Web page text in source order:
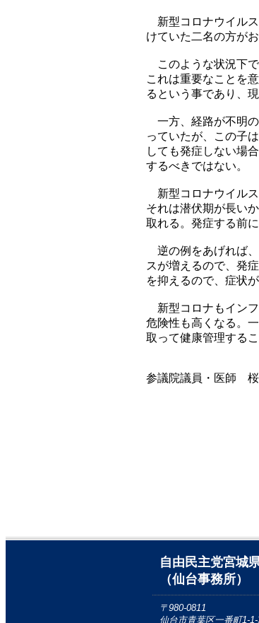
新型コロナウイルス
けていた二名の方が
このような状況下で
これは重要なことを
るという事であり、
一方、経路が不明
っていたが、この子
しても発症しない場
するべきではない。
新型コロナウイルス
それは潜伏期が長い
取れる。発症する前
逆の例をあげれば
スが増えるので、発
を抑えるので、症状が
新型コロナもインフ
危険性も高くなる。
取って健康管理する
参議院議員・医師
自由民主党宮城
（仙台事務所）
〒980-0811
仙台市青葉区一番町1-1-